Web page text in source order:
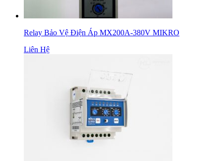
Relay Bảo Vệ Điện Áp MX200A-380V MIKRO
Liên Hệ